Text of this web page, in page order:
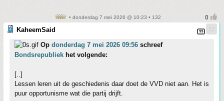
• donderdag 7 mei 2026 @ 10:23 • 132
KaheemSaid
Op donderdag 7 mei 2026 09:56 schreef
Bondsrepubliek het volgende:
[..]
Lessen leren uit de geschiedenis daar doet de VVD niet aan. Het is
puur opportunisme wat die partij drijft.